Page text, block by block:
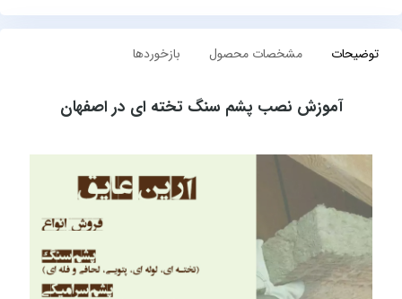
توضیحات مشخصات محصول بازخوردها
آموزش نصب پشم سنگ تخته ای در اصفهان